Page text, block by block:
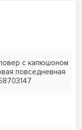
с капюшоном
повседневная